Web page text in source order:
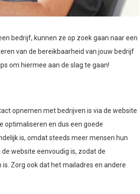
bedrijf, kunnen ze op zoek gaan naar een
van de bereikbaarheid van jouw bedrijf
om hiermee aan de slag te gaan!
opnemen met bedrijven is via de website
optimaliseren en dus een ​​goede
is, omdat steeds meer mensen hun
website eenvoudig is, zodat de
Zorg ook dat het mailadres en andere